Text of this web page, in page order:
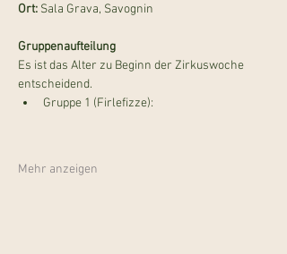
Ort: Sala Grava, Savognin
Gruppenaufteilung
Es ist das Alter zu Beginn der Zirkuswoche
entscheidend.
Gruppe 1 (Firlefizze):
Mehr anzeigen